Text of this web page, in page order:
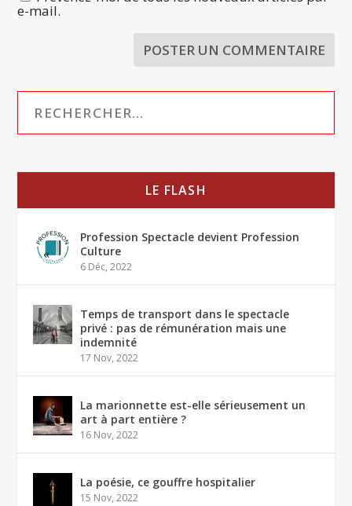
e-mail.
LE FLASH
Profession Spectacle devient Profession
Culture
6 Déc, 2022
Temps de transport dans le spectacle
privé : pas de rémunération mais une
indemnité
17 Nov, 2022
La marionnette est-elle sérieusement un
art à part entière ?
16 Nov, 2022
La poésie, ce gouffre hospitalier
15 Nov, 2022